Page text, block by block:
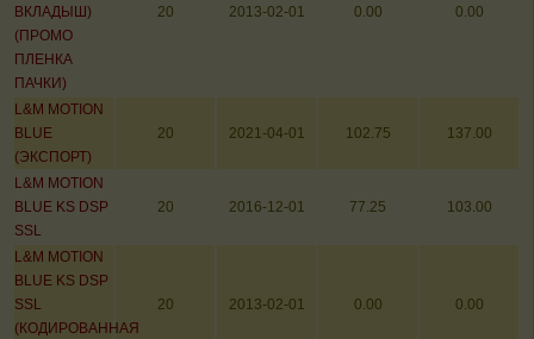
ВКЛАДЫШ)
(ПРОМО
ПЛЕНКА
ПАЧКИ)
20 2013-02-01 0.00 0.00
L&M MOTION
BLUE
(ЭКСПОРТ)
20 2021-04-01 102.75 137.00
L&M MOTION
BLUE KS DSP
SSL
20 2016-12-01 77.25 103.00
L&M MOTION
BLUE KS DSP
SSL
(КОДИРОВАННАЯ
20 2013-02-01 0.00 0.00